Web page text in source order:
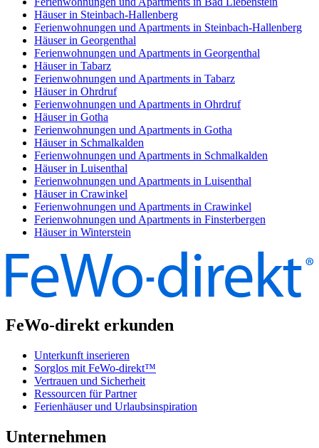
Häuser in Steinbach-Hallenberg
Ferienwohnungen und Apartments in Steinbach-Hallenberg
Häuser in Georgenthal
Ferienwohnungen und Apartments in Georgenthal
Häuser in Tabarz
Ferienwohnungen und Apartments in Tabarz
Häuser in Ohrdruf
Ferienwohnungen und Apartments in Ohrdruf
Häuser in Gotha
Ferienwohnungen und Apartments in Gotha
Häuser in Schmalkalden
Ferienwohnungen und Apartments in Schmalkalden
Häuser in Luisenthal
Ferienwohnungen und Apartments in Luisenthal
Häuser in Crawinkel
Ferienwohnungen und Apartments in Crawinkel
Ferienwohnungen und Apartments in Finsterbergen
Häuser in Winterstein
FeWo-direkt erkunden
Unterkunft inserieren
Sorglos mit FeWo-direkt™
Vertrauen und Sicherheit
Ressourcen für Partner
Ferienhäuser und Urlaubsinspiration
Unternehmen